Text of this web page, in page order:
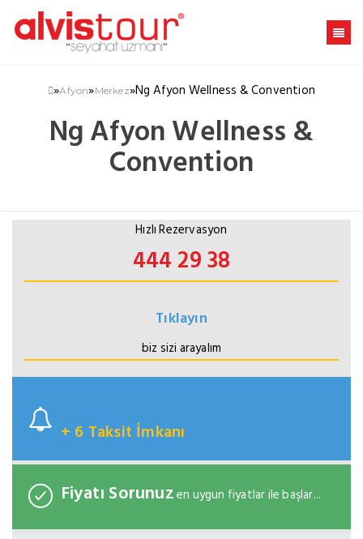
»Afyon»Merkez»Ng Afyon Wellness & Convention
Ng Afyon Wellness &
Convention
Hızlı Rezervasyon
444 29 38
Tıklayın
biz sizi arayalım
+ 6 Taksit İmkanı
Fiyatı Sorunuzen uygun fiyatlar ile başlar...